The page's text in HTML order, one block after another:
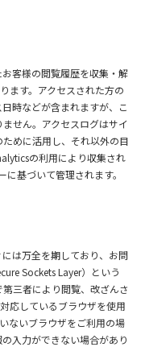
客様の閲覧履歴を収集・解
ます。アクセスされた方の
時などが含まれますが、こ
せん。アクセスログはサイ
めに活用し、それ以外の目
の利用により収集され
基づいて管理されます。
は万全を期しており、お問
Sockets Layer）という
三者により閲覧、改ざんさ
応しているブラウザを使用
ないブラウザをご利用の場
入力ができない場合があり